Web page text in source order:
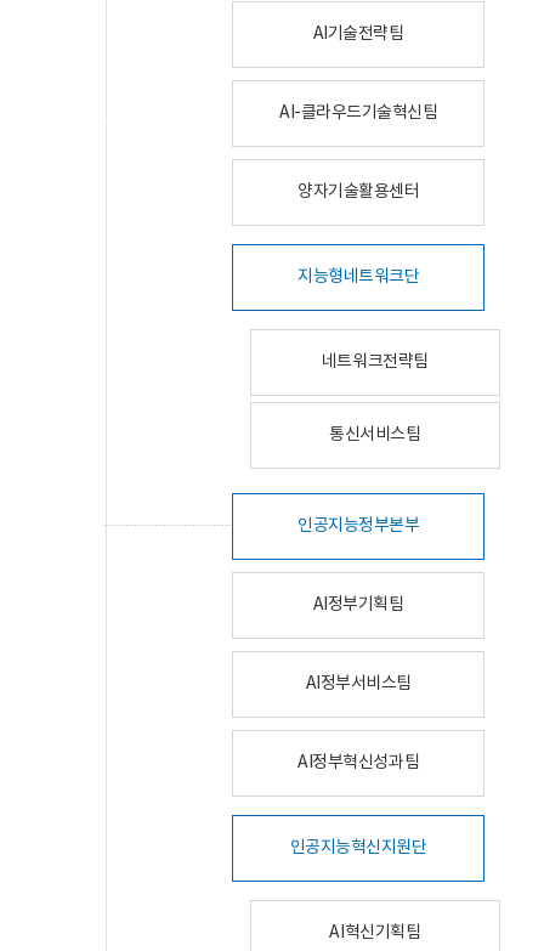
AI기술전략팀
AI-클라우드기술혁신팀
양자기술활용센터
지능형네트워크단
네트워크전략팀
통신서비스팀
인공지능정부본부
AI정부기획팀
AI정부서비스팀
AI정부혁신성과팀
인공지능혁신지원단
AI혁신기획팀